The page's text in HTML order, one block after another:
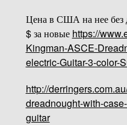
Цена в США на нее без
$ за новые https://
Kingman-ASCE-
electric-Guitar-3-color-
http://
dreadnought-with-
guitar